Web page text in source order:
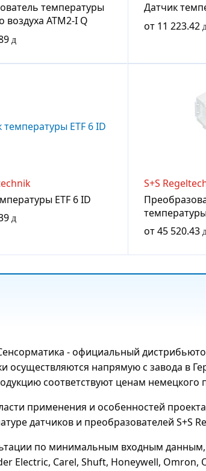
температуры
воздуха ATM2-I Q
Датчик
от 11 223.42
ETF 6 ID
S+S
от45 520.43
- официальный
осуществляются напрямую с завода в
соответствуют ценам немецкого
применения и особенностей
датчиков и преобразователей S+S
по минимальным входным
Electric, Carel, Shuft, Honeywell, Omron,